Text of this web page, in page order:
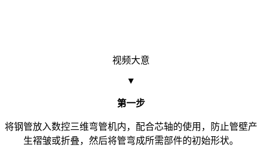
视频大意
▼
第一步
将钢管放入数控三维弯管机内，配合芯轴的使用，防止管壁产
生褶皱或折叠，然后将管弯成所需部件的初始形状。